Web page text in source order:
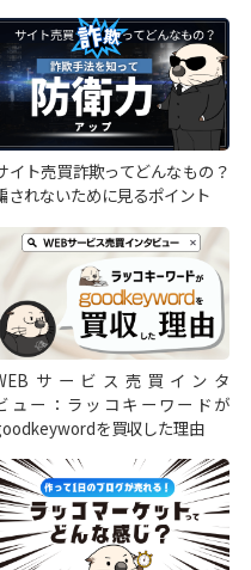
イト売買詐欺ってどんなもの？
されないために見るポイント
サービス売買インタ
ュー：ラッコキーワードが
を買収した理由